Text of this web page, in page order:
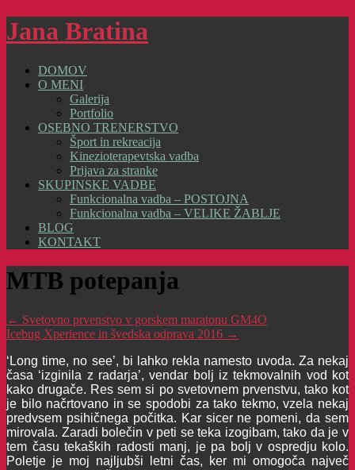
Jana Bratina
DOMOV
O MENI
Galerija
Portfolio
OSEBNO TRENERSTVO
Šport in rekreacija
Kinezioterapevtska vadba
Prijava za stranke
SKUPINSKE VADBE
Funkcionalna vadba – POSTOJNA
Funkcionalna vadba – VELIKE ŽABLJE
BLOG
KONTAKT
MTB potepanja
← Svetovno prvenstvo v gorskem maratonu GM4O
Icebug Xperience in švedska odprava 2016 →
‘Long time, no see’, bi lahko rekla namesto uvoda. Za nekaj
časa ‘izginila z radarja’, vendar bolj iz tekmovalnih vod kot
kako drugače. Res sem si po svetovnem prvenstvu, tako kot
je bilo načrtovano in se spodobi za tako tekmo, vzela nekaj
predvsem psihičnega počitka. Kar sicer ne pomeni, da sem
mirovala. Zaradi bolečin v peti se teka izogibam, tako da je v
tem času tekaških radosti manj, je pa bolj v ospredju kolo.
Poletje je moj najljubši letni čas, ker mi omogoča največ